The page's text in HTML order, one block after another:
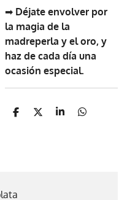
➡ Déjate envolver por
la magia de la
madreperla y el oro, y
haz de cada día una
ocasión especial.
C
r
C
C
C